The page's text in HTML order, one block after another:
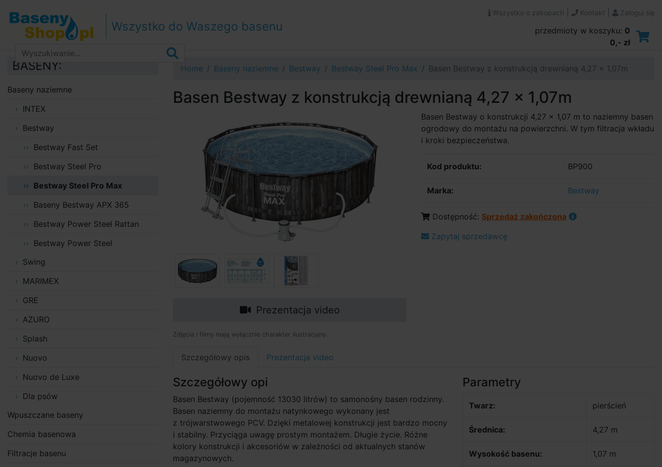
Przejdź do treści
Przejdź do paska bocznegoWszystko do Waszego basenu
Wszystko o zakupach Kontakt Zaloguj się
przedmioty w koszyku: 0
0,- zł
Home Baseny naziemne Bestway Bestway Steel Pro Max Basen Bestway z konstrukcją drewnianą 4,27 x 1,07m
Basen Bestway z konstrukcją drewnianą 4,27 x 1,07m
Prezentacja video
Zdjęcia i filmy mają wyłącznie charakter ilustracyjny.
Basen Bestway o konstrukcji 4,27 x 1,07 m to naziemny basen
ogrodowy do montażu na powierzchni. W tym filtracja wkładu
i kroki bezpieczeństwa.
Kod produktu: BP900
Marka: Bestway
Dostępność: Sprzedaż zakończona
Zapytaj sprzedawcę
Szczegółowy opis Prezentacja video
Szczegółowy opi
Basen Bestway (pojemność 13030 litrów) to samonośny basen rodzinny.
Basen naziemny do montażu natynkowego wykonany jest
z trójwarstwowego PCV. Dzięki metalowej konstrukcji jest bardzo mocny
i stabilny. Przyciąga uwagę prostym montażem. Długie życie. Różne
kolory konstrukcji i akcesoriów w zależności od aktualnych stanów
magazynowych.
Parametry
Twarz: pierścień
Średnica: 4,27 m
Wysokość basenu: 1,07 m
BASENY:
Baseny naziemne
INTEX
Bestway
Bestway Fast Set
Bestway Steel Pro
Bestway Steel Pro Max
Baseny Bestway APX 365
Bestway Power Steel Rattan
Bestway Power Steel
Swing
MARIMEX
GRE
AZURO
Splash
Nuovo
Nuovo de Luxe
Dla psów
Wpuszczane baseny
Chemia basenowa
Filtracje basenu